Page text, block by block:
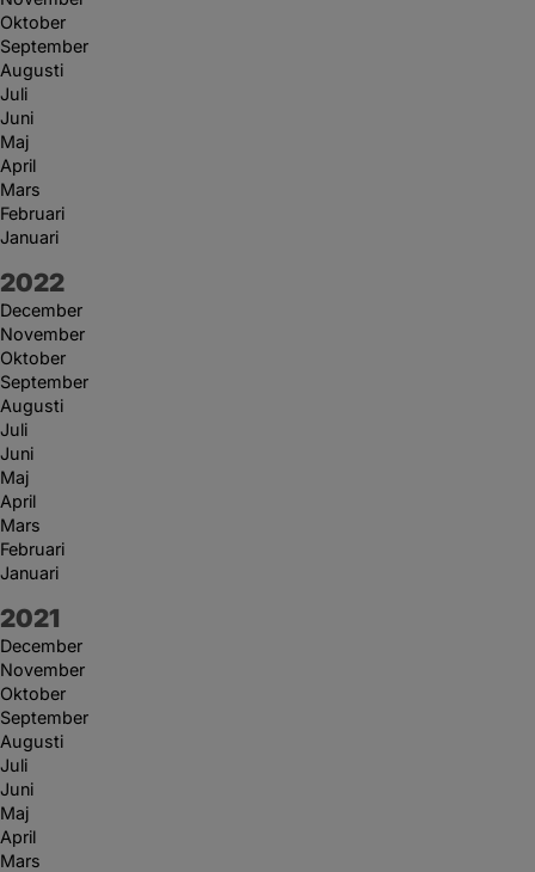
Oktober
September
Augusti
Juli
Juni
Maj
April
Mars
Februari
Januari
År:
2022
December
November
Oktober
September
Augusti
Juli
Juni
Maj
April
Mars
Februari
Januari
År:
2021
December
November
Oktober
September
Augusti
Juli
Juni
Maj
April
Mars